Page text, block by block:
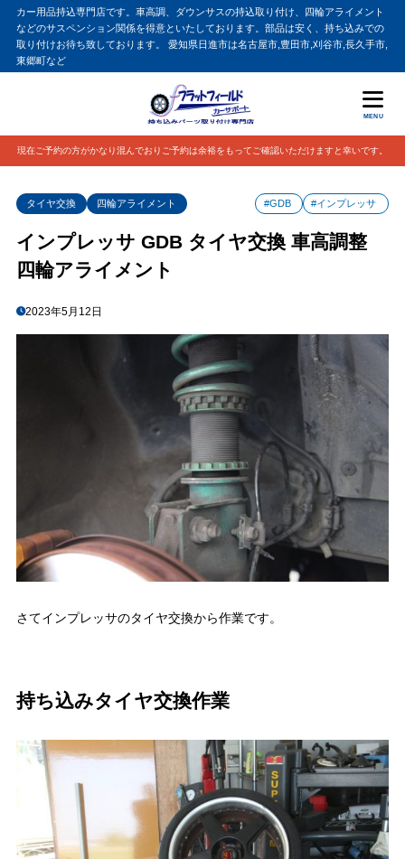
カー用品持込専門店です。車高調、ダウンサスの持込取り付け、四輪アライメント
などのサスペンション関係を得意といたしております。部品は安く、持ち込みでの
取り付けお待ち致しております。 愛知県日進市は名古屋市,豊田市,刈谷市,長久手市,
東郷町など
MENU
現在ご予約の方がかなり混んでおりご予約は余裕をもってご確認いただけますと幸いです。
タイヤ交換 四輪アライメント #GDB #インプレッサ
インプレッサ GDB タイヤ交換 車高調整
四輪アライメント
2023年5月12日
さてインプレッサのタイヤ交換から作業です。
持ち込みタイヤ交換作業